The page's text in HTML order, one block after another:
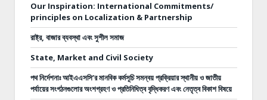
Our Inspiration: International Commitments/
principles on Localization & Partnership
রাষ্ট্র, বাজার ব্যবস্থা এবং সুশীল সমাজ
State, Market and Civil Society
পথ নির্দেশনাঃআইএএসসি’র মানবিক কর্মসূচি সমন্বয় প্রক্রিয়ার স্থানীয় ও জাতীয়
পর্যায়ের সংগঠনগুলোর অংশগ্রহণ ও প্রতিনিধিত্ব বৃদ্ধিকরণ এবং নেতৃত্ব বিকাশ বিষয়ে